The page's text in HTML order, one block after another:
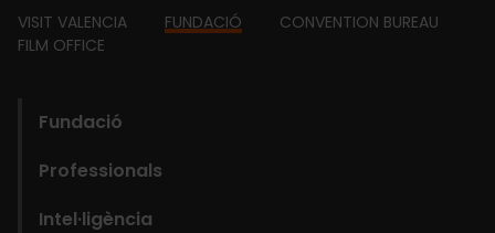
Footer
VISIT VALENCIA FUNDACIÓ
CONVENTION BUREAU
FILM OFFICE
Main
navigation
Fundació
Fundació
Professionals
Intel·ligència